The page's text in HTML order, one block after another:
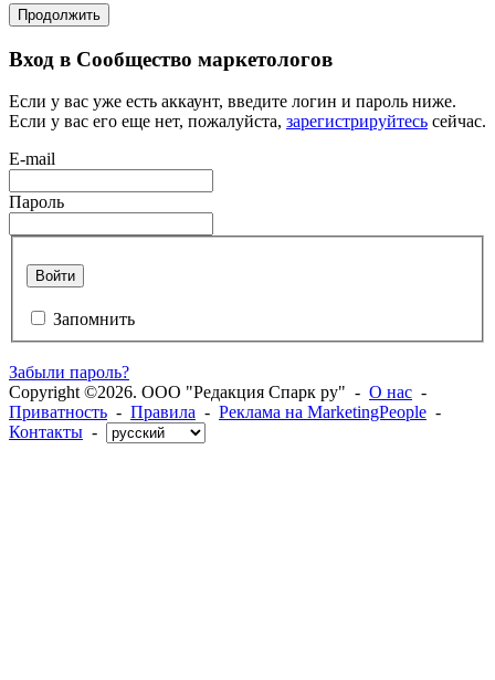
Продолжить
Вход в Сообщество маркетологов
Если у вас уже есть аккаунт, введите логин и пароль ниже.
Если у вас его еще нет, пожалуйста, зарегистрируйтесь сейчас.
E-mail
Пароль
Войти
Запомнить
Забыли пароль?
Copyright ©2026. ООО "Редакция Спарк ру" - О нас -
Приватность - Правила - Реклама на MarketingPeople -
Контакты -